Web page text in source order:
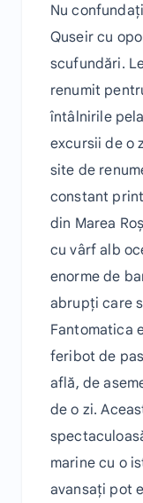
Nu
Quseir cu
scufundări.
renumit
întâlnirile
excursii de o
site de
constant
din Marea
cu vârf alb
enorme de
abrupți care
Fantomatica
feribot de
află, de
de o zi.
marine cu o
avansați pot